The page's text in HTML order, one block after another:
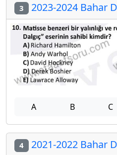
3 2023-2024 Bahar
A B C
4 2021-2022 Bahar